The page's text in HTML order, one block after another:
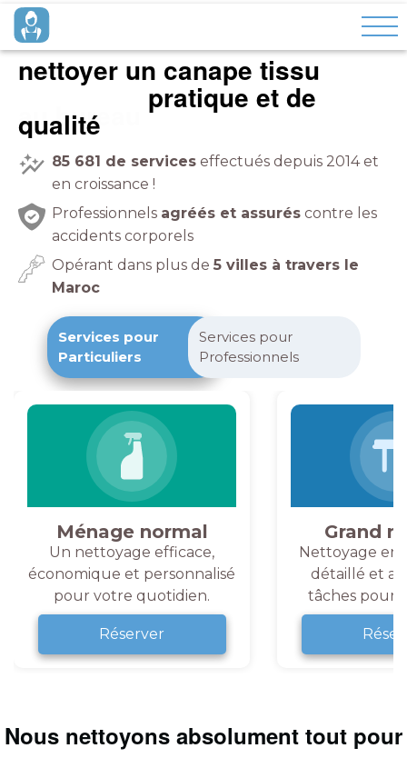
nettoyer un canape tissu
au bureau pratique et de
qualité
85 681 de services effectués depuis 2014 et
en croissance !
Professionnels agréés et assurés contre les
accidents corporels
Opérant dans plus de 5 villes à travers le
Maroc
Services pour
Particuliers
Services pour
Professionnels
Ménage normal
Un nettoyage efficace,
économique et personnalisé
pour votre quotidien.
Réserver
Grand
Nettoyage en
détaillé et
tâches pour
Nous nettoyons absolument tout pour